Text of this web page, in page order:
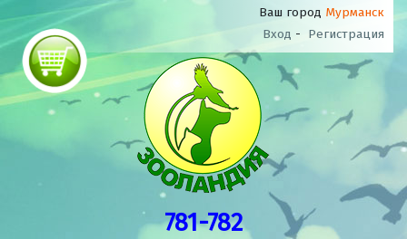
Ваш город Мурманск
Вход - Регистрация
781-782